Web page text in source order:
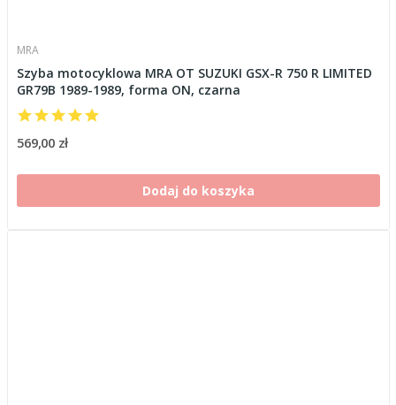
MRA
Szyba motocyklowa MRA OT SUZUKI GSX-R 750 R LIMITED
GR79B 1989-1989, forma ON, czarna
569,00 zł
Dodaj do koszyka